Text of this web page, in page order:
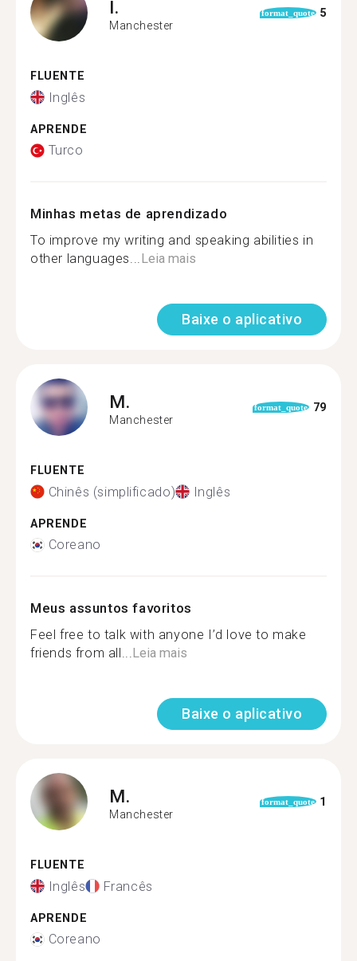
I.
Manchester
format_quote 5
FLUENTE
Inglês
APRENDE
Turco
Minhas metas de aprendizado
To improve my writing and speaking abilities in
other languages...Leia mais
Baixe o aplicativo
M.
Manchester
format_quote 79
FLUENTE
Chinês (simplificado) Inglês
APRENDE
Coreano
Meus assuntos favoritos
Feel free to talk with anyone I’d love to make
friends from all...Leia mais
Baixe o aplicativo
M.
Manchester
format_quote 1
FLUENTE
Inglês Francês
APRENDE
Coreano